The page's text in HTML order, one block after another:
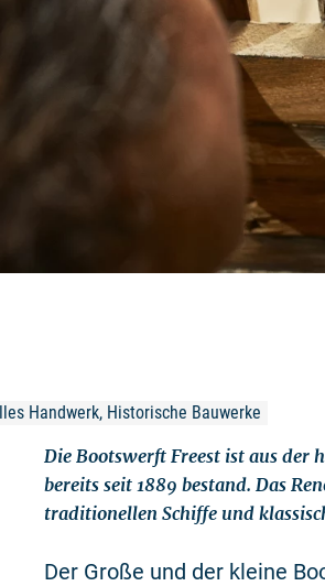
Handwerk, Historische Bauwerke
Die Bootswerft Freest ist aus der
bereits seit 1889 bestand. Das
traditionellen Schiffe und
Der Große und der kleine